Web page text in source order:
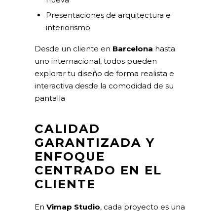
Presentaciones de arquitectura e
interiorismo
Desde un cliente en Barcelona hasta
uno internacional, todos pueden
explorar tu diseño de forma realista e
interactiva desde la comodidad de su
pantalla
CALIDAD
GARANTIZADA Y
ENFOQUE
CENTRADO EN EL
CLIENTE
En Vimap Studio, cada proyecto es una